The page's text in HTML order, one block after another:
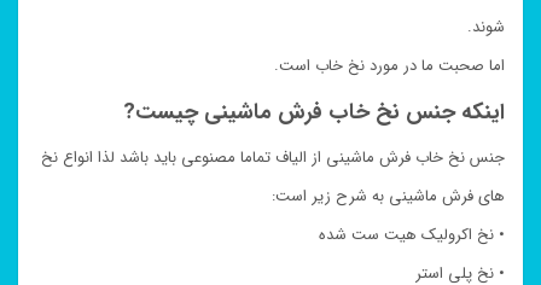
شوند.
اما صحبت ما در مورد نخ خاب است.
اینکه جنس نخ خاب فرش ماشینی چیست?
جنس نخ خاب فرش ماشینی از الیاف تماما مصنوعی باید باشد لذا انواع نخ
های فرش ماشینی به شرح زیر است:
• نخ اکرولیک هیت ست شده
• نخ پلی استر